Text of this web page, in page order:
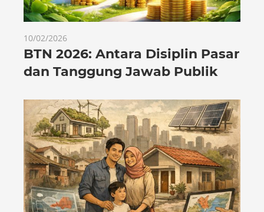
10/02/2026
BTN 2026: Antara Disiplin Pasar
dan Tanggung Jawab Publik